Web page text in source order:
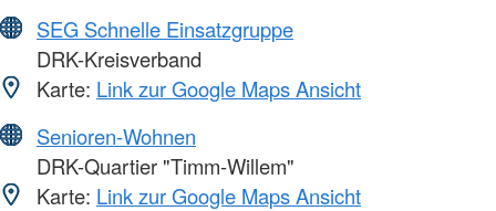
SEG Schnelle Einsatzgruppe
DRK-Kreisverband
Karte: Link zur Google Maps Ansicht
Senioren-Wohnen
DRK-Quartier "Timm-Willem"
Karte: Link zur Google Maps Ansicht